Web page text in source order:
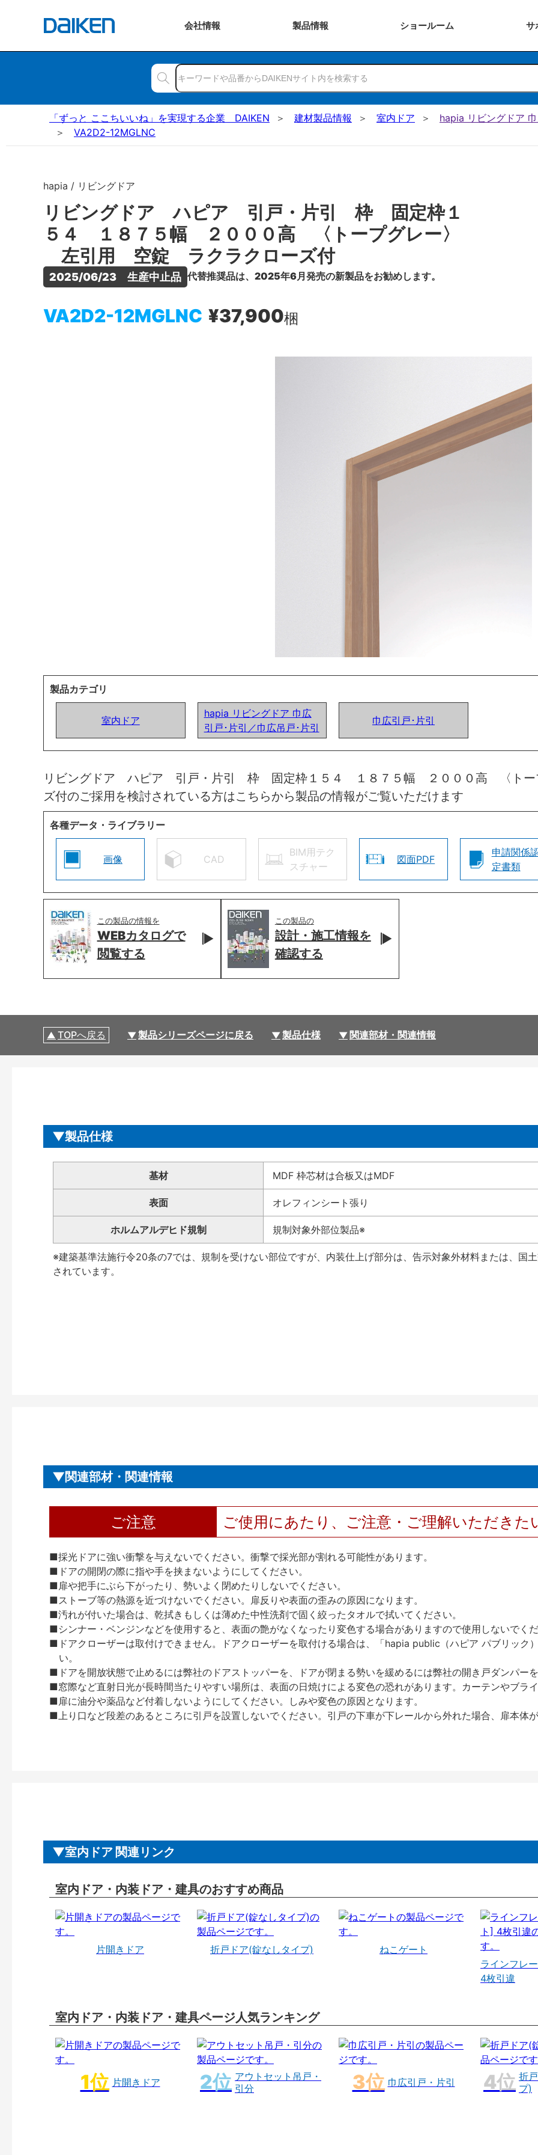
会社情報 製品情報 ショールーム サ
「ずっと ここちいいね」を実現する企業 DAIKEN 建材製品情報 室内ドア
hapia リビングドア
VA2D2-12MGLNC
hapia / リビングドア
リビングドア ハピア 引戸・片引 枠 固定枠１
５４ １８７５幅 ２０００高 〈トープグレー〉
左引用 空錠 ラクラクローズ付
2025/06/23　生産中止品 代替推奨品は、2025年6月発売の新製品をお勧めします。
VA2D2-12MGLNC ¥37,900梱
製品カテゴリ
室内ドア
hapia リビングドア 巾広
引戸･片引／巾広吊戸･片引
巾広引戸･片引
リビングドア ハピア 引戸・片引 枠 固定枠１５４ １８７５幅 ２０００高 〈ト
ズ付のご採用を検討されている方はこちらから製品の情報がご覧いただけます
各種データ・ライブラリー
画像 CAD
BIM用テク
スチャー
図面PDF
申請関係
定書類
この製品の情報を
WEBカタログで
閲覧する
この製品の
設計・施工情報を
確認する
TOPへ戻る 製品シリーズページに戻る 製品仕様 関連部材・関連情報
製品仕様
基材 MDF 枠芯材は合板又はMDF
表面 オレフィンシート張り
ホルムアルデヒド規制 規制対象外部位製品※
※建築基準法施行令20条の7では、規制を受けない部位ですが、内装仕上げ部分は、告示対象外材料または
されています。
関連部材・関連情報
ご注意 ご使用にあたり、ご注意・ご理解いただきた
■採光ドアに強い衝撃を与えないでください。衝撃で採光部が割れる可能性があります。
■ドアの開閉の際に指や手を挟まないようにしてください。
■扉や把手にぶら下がったり、勢いよく閉めたりしないでください。
■ストーブ等の熱源を近づけないでください。扉反りや表面の歪みの原因になります。
■汚れが付いた場合は、乾拭きもしくは薄めた中性洗剤で固く絞ったタオルで拭いてください。
■シンナー・ベンジンなどを使用すると、表面の艶がなくなったり変色する場合がありますので使用しないでく
■ドアクローザーは取付けできません。ドアクローザーを取付ける場合は、「hapia public（ハピア パブリック
い。
■ドアを開放状態で止めるには弊社のドアストッパーを、ドアが閉まる勢いを緩めるには弊社の開き戸ダンパー
■窓際など直射日光が長時間当たりやすい場所は、表面の日焼けによる変色の恐れがあります。カーテンやブラ
■扉に油分や薬品など付着しないようにしてください。しみや変色の原因となります。
■上り口など段差のあるところに引戸を設置しないでください。引戸の下車が下レールから外れた場合、扉本体
室内ドア 関連リンク
室内ドア・内装ドア・建具のおすすめ商品
片開きドア 折戸ドア(錠なしタイプ)
ねこゲート
ラインフレ
4枚引違
室内ドア・内装ドア・建具ページ人気ランキング
片開きドア
アウトセット吊戸・
引分
巾広引戸・片引
折
プ)